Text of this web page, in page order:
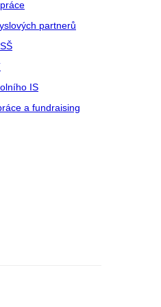
partnerů
IS
a fundraising